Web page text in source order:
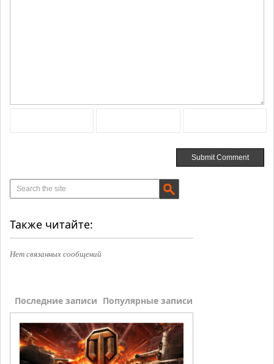
Также читайте:
Нет связанных сообщений
Последние записи Популярные записи